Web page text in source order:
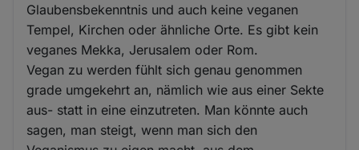
Glaubensbekenntnis und auch keine veganen
Tempel, Kirchen oder ähnliche Orte. Es gibt kein
veganes Mekka, Jerusalem oder Rom.
Vegan zu werden fühlt sich genau genommen
grade umgekehrt an, nämlich wie aus einer Sekte
aus- statt in eine einzutreten. Man könnte auch
sagen, man steigt, wenn man sich den